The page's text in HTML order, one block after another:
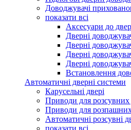
Доводжувачі
показати всі
Аксесуари до
Дверні
Дверні
Дверні
Дверні
Встановлення
Автоматичні дверні системи
Карусельні двері
Приводи для розсувних
Приводи для
Автоматичні розсувні
показати всі